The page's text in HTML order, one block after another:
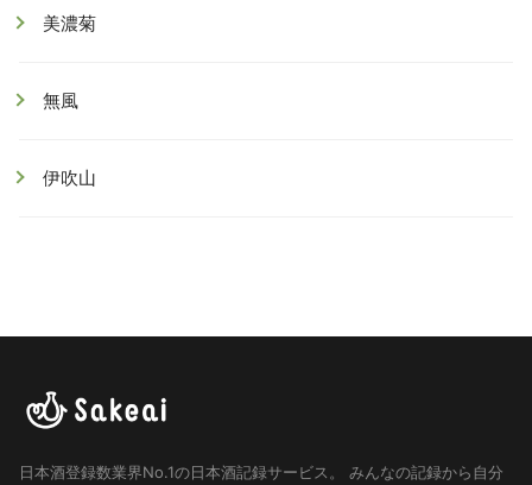
美濃菊
無風
伊吹山
日本酒登録数業界No.1の日本酒記録サービス。
みんなの記録から自分